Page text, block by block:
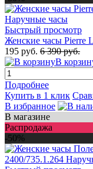
Быстрый просмотр
Женские часы Pierre
195 руб. 6 390 руб.
В
Подробнее
Купить в 1 клик
В избранное
В магазине
Распродажа
-50%